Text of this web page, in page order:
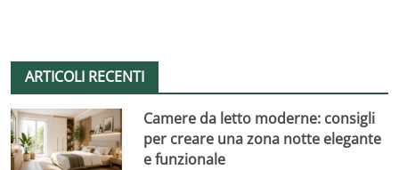
ARTICOLI RECENTI
Camere da letto moderne: consigli
per creare una zona notte elegante
e funzionale